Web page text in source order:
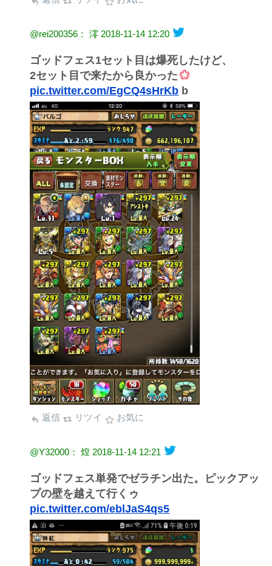
@rei200356： 澪 2018-11-14 12:20
ゴッドフェス1セット目は爆死したけど、
2セット目で来たから良かった
pic.twitter.com/EgCQ4sHrKb b
返信 リツイ お気に
@Y32000： 煌 2018-11-14 12:21
ゴッドフェス単発でゼラチン出た。ピックアッ
プの壁を越えて行くゥ
pic.twitter.com/eblJaS4qs5